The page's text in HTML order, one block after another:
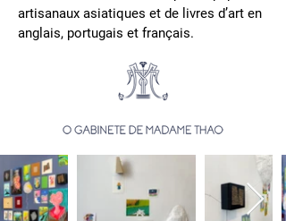
artisanaux asiatiques et de livres d’art en
anglais, portugais et français.